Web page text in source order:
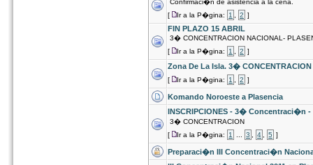
Confirmaci�n de asistencia a la cena.
[
Ir a la P�gina: 1 2 ]
FIN PLAZO 15 ABRIL
3� CONCENTRACION NACIONAL-
[
Ir a la P�gina: 1 2 ]
Zona De La Isla. 3�
[ Ir a la P�gina: 1 2 ]
Komando Noroeste a Plasencia
INSCRIPCIONES - 3� Concentraci�n -
3� CONCENTRACION
[
Ir a la P�gina: 1 3 4 5 ]
Preparaci�n III Concentraci�n